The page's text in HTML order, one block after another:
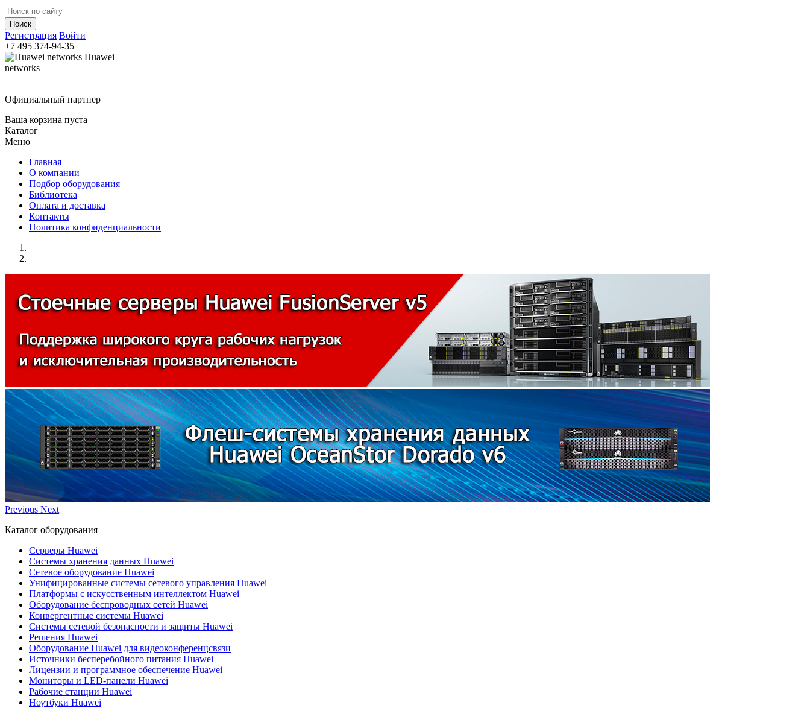
Регистрация Войти
+7 495 374-94-35
Huawei
networks
Официальный партнер
Ваша корзина пуста
Каталог
Меню
Главная
О компании
Подбор оборудования
Библиотека
Оплата и доставка
Контакты
Политика конфиденциальности
Previous Next
Каталог оборудования
Серверы Huawei
Системы хранения данных Huawei
Сетевое оборудование Huawei
Унифицированные системы сетевого управления Huawei
Платформы с искусственным интеллектом Huawei
Оборудование беспроводных сетей Huawei
Конвергентные системы Huawei
Системы сетевой безопасности и защиты Huawei
Решения Huawei
Оборудование Huawei для видеоконференцсвязи
Источники бесперебойного питания Huawei
Лицензии и программное обеспечение Huawei
Мониторы и LED-панели Huawei
Рабочие станции Huawei
Ноутбуки Huawei